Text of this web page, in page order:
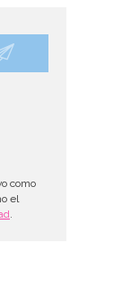
como
el